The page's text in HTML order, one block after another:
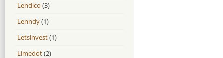
Lendico (3)
Lenndy(1)
Letsinvest(1)
Limedot(2)